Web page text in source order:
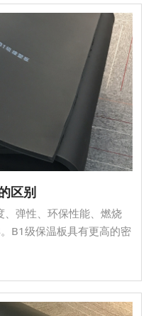
区别
弹性、环保性能、燃烧
B1级保温板具有更高的密
保温板则具有更实惠的价
热。在选择时，可以根据